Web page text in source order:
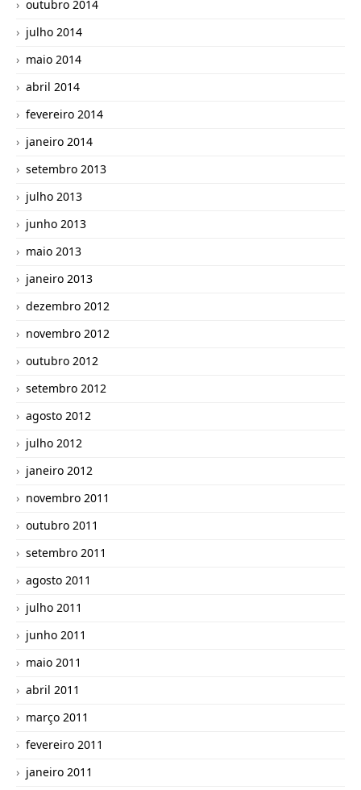
outubro 2014
julho 2014
maio 2014
abril 2014
fevereiro 2014
janeiro 2014
setembro 2013
julho 2013
junho 2013
maio 2013
janeiro 2013
dezembro 2012
novembro 2012
outubro 2012
setembro 2012
agosto 2012
julho 2012
janeiro 2012
novembro 2011
outubro 2011
setembro 2011
agosto 2011
julho 2011
junho 2011
maio 2011
abril 2011
março 2011
fevereiro 2011
janeiro 2011